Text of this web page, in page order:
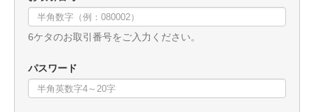
6ケタのお取引番号をご入力ください。
パスワード